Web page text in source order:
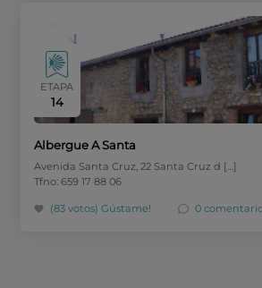
ETAPA
14
Albergue A Santa
Avenida Santa Cruz, 22 Santa Cruz d […]
Tfno: 659 17 88 06
(83 votos)Gústame! 0